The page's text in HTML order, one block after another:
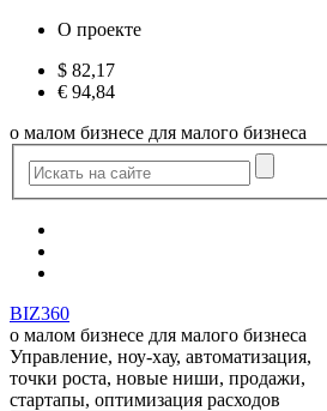
О проекте
$ 82,17
€ 94,84
о малом бизнесе для малого бизнеса
BIZ360
о малом бизнесе для малого бизнеса
Управление, ноу-хау, автоматизация,
точки роста, новые ниши, продажи,
стартапы, оптимизация расходов